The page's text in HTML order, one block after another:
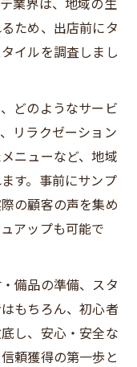
魅力発信法
ールする方法
える実践例
力発信ポイント
の工夫とは
める方法
工夫と仕掛け
アイデア集
ス設計の秘訣
のヒント
伝え方とは
ため、出店前にタ
イルを調査しまし
どのようなサービ
リラクゼーション
ニューなど、地域
す。事前にサンプ
の顧客の声を集め
アップも可能で
備品の準備、スタ
もちろん、初心者
し、安心・安全な
頼獲得の第一歩と